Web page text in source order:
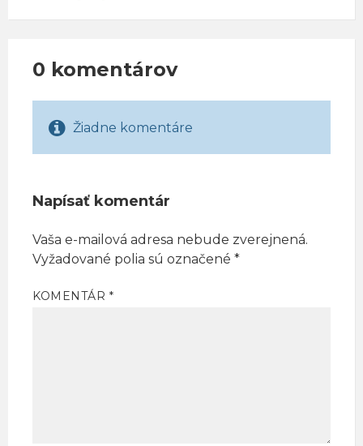
0 komentárov
Žiadne komentáre
Napísať komentár
Vaša e-mailová adresa nebude zverejnená.
Vyžadované polia sú označené *
KOMENTÁR*